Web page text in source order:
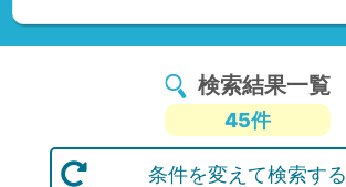
検索結果一覧
45件
条件を変えて検索する